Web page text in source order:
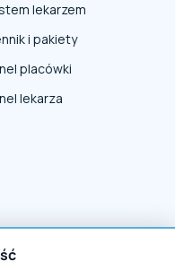
lekarzem
i pakiety
placówki
lekarza